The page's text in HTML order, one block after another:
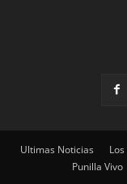
Ultimas Noticias
Punilla Vivo